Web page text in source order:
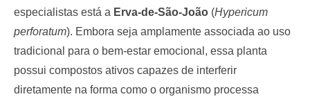
especialistas está a Erva-de-São-João (Hypericum
perforatum). Embora seja amplamente associada ao uso
tradicional para o bem-estar emocional, essa planta
possui compostos ativos capazes de interferir
diretamente na forma como o organismo processa